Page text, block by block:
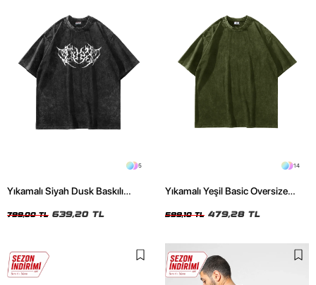
5
Yıkamalı Siyah Dusk Baskılı
799,00 TL 639,20 TL
14
Yıkamalı Yeşil Basic Oversize
599,10 TL 479,28 TL